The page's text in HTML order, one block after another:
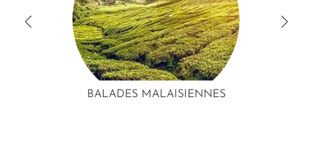
BALADES MALAISIENNES